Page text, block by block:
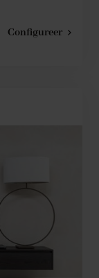
Configureer